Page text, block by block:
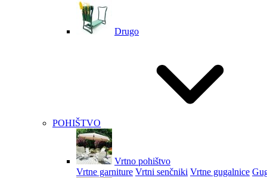
Drugo
POHIŠTVO
Vrtno pohištvo
Vrtne garniture Vrtni senčniki Vrtne gugalnice